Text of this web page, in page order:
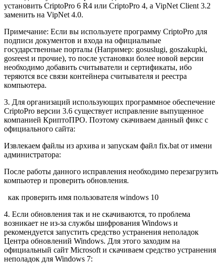
установить CriptoPro 6 R4 или CriptoPro 4, а VipNet Client 3.2
заменить на VipNet 4.0.
Примечание: Если вы используете программу CriptoPro для
подписи документов и входа на официальные
государственные порталы (Например: gosuslugi, goszakupki,
gosreest и прочие), то после установки более новой версии
необходимо добавить считыватели и сертификаты, ибо
теряются все связи контейнера считывателя и реестра
компьютера.
3. Для организаций использующих программное обеспечение
CriptoPro версии 3.6 существует исправление выпущенное
компанией КриптоПРО. Поэтому скачиваем данный фикс с
официального сайта:
Извлекаем файлы из архива и запускам файл fix.bat от имени
администратора:
После работы данного исправления необходимо перезагрузить
компьютер и проверить обновления.
как проверить имя пользователя windows 10
4. Если обновления так и не скачиваются, то проблема
возникает не из-за службы шифрования Windows и
рекомендуется запустить средство устранения неполадок
Центра обновлений Windows. Для этого заходим на
официальный сайт Microsoft и скачиваем средство устранения
неполадок для Windows 7: